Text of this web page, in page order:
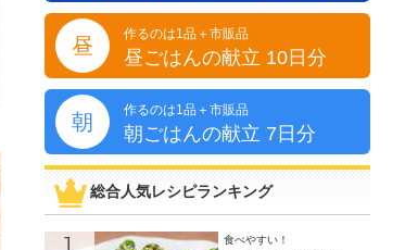
昼 作るのは1品＋市販品
昼ごはんの献立 10日分
朝 作るのは1品＋市販品
朝ごはんの献立 7日分
総合人気レシピランキング
食べやすい！